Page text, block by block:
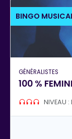
BINGO
GÉNÉRALISTES
100 %
NIVEAU :